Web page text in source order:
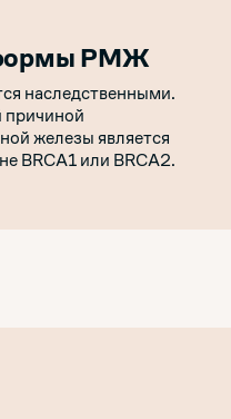
РМЖ
наследственными.
причиной
железы является
BRCA1 или BRCA2.